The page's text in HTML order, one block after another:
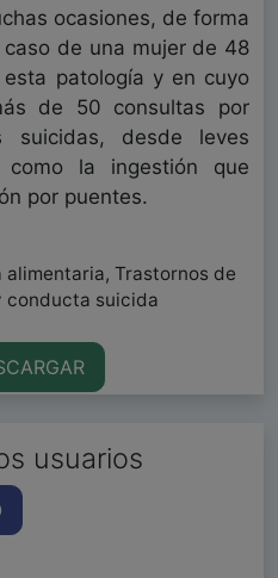
ocasiones, de forma
de una mujer de 48
patología y en cuyo
de 50 consultas por
suicidas, desde leves
la ingestión que
por puentes.
Trastornos de
conducta suicida
usuarios